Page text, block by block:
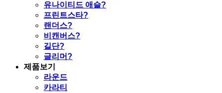
유나이티드 애슬?
프린트스타?
랜더스?
비캔버스?
길단?
글리머?
제품보기
라운드
카라티